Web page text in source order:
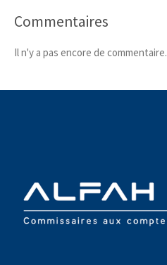
Commentaires
Il n'y a pas encore de commentaire.